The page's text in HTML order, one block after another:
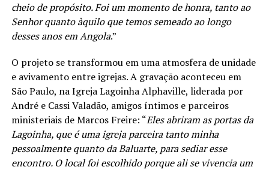
cheio de propósito. Foi um momento de honra, tanto ao
Senhor quanto àquilo que temos semeado ao longo
desses anos em Angola.”
O projeto se transformou em uma atmosfera de unidade
e avivamento entre igrejas. A gravação aconteceu em
São Paulo, na Igreja Lagoinha Alphaville, liderada por
André e Cassi Valadão, amigos íntimos e parceiros
ministeriais de Marcos Freire: “Eles abriram as portas da
Lagoinha, que é uma igreja parceira tanto minha
pessoalmente quanto da Baluarte, para sediar esse
encontro. O local foi escolhido porque ali se vivencia um